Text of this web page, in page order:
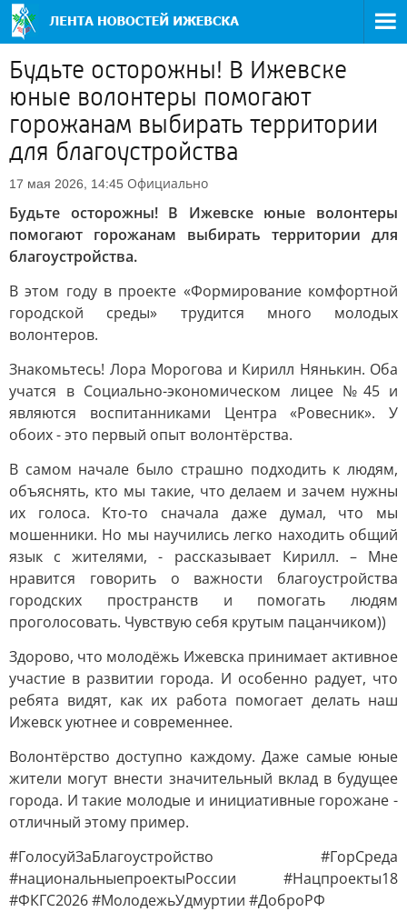
Будьте осторожны! В Ижевске
юные волонтеры помогают
горожанам выбирать территории
для благоустройства
17 мая 2026, 14:45 Официально
Будьте осторожны! В Ижевске юные волонтеры
помогают горожанам выбирать территории для
благоустройства.
В этом году в проекте «Формирование комфортной
городской среды» трудится много молодых
волонтеров.
Знакомьтесь! Лора Морогова и Кирилл Нянькин. Оба
учатся в Социально-экономическом лицее №45 и
являются воспитанниками Центра «Ровесник». У
обоих - это первый опыт волонтёрства.
В самом начале было страшно подходить к людям,
объяснять, кто мы такие, что делаем и зачем нужны
их голоса. Кто-то сначала даже думал, что мы
мошенники. Но мы научились легко находить общий
язык с жителями, - рассказывает Кирилл. – Мне
нравится говорить о важности благоустройства
городских пространств и помогать людям
проголосовать. Чувствую себя крутым пацанчиком))
Здорово, что молодёжь Ижевска принимает активное
участие в развитии города. И особенно радует, что
ребята видят, как их работа помогает делать наш
Ижевск уютнее и современнее.
Волонтёрство доступно каждому. Даже самые юные
жители могут внести значительный вклад в будущее
города. И такие молодые и инициативные горожане -
отличный этому пример.
#ГолосуйЗаБлагоустройство #ГорСреда
#национальныепроектыРоссии #Нацпроекты18
#ФКГС2026 #МолодежьУдмуртии #ДоброРФ